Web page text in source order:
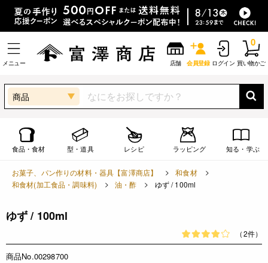
メニュー 店舗 会員登録 ログイン 買い物かご
0
商品
食品・食材 型・道具 レシピ ラッピング 知る・学ぶ
お菓子、パン作りの材料・器具【富澤商店】
和食材
和食材(加工食品・調味料)
油・酢 ゆず / 100ml
ゆず / 100ml
（2件）
商品No.00298700